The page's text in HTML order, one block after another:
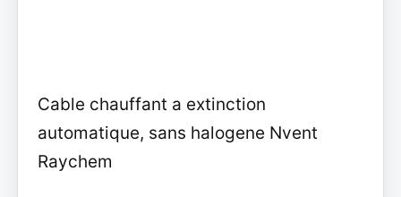
Cable chauffant a extinction
automatique, sans halogene Nvent
Raychem